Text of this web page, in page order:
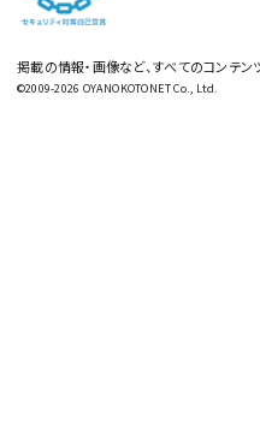
掲載の情報・画像など、すべてのコンテン
©2009-2026 OYANOKOTONET Co., Ltd.